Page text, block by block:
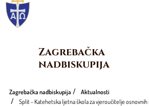
Zagrebačka
nadbiskupija
Zagrebačka nadbiskupija
Aktualnosti
Split - Katehetska ljetna škola za vjeroučitelje